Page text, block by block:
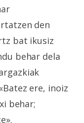
den
bat ikusiz
behar dela
ere, inoiz
behar;